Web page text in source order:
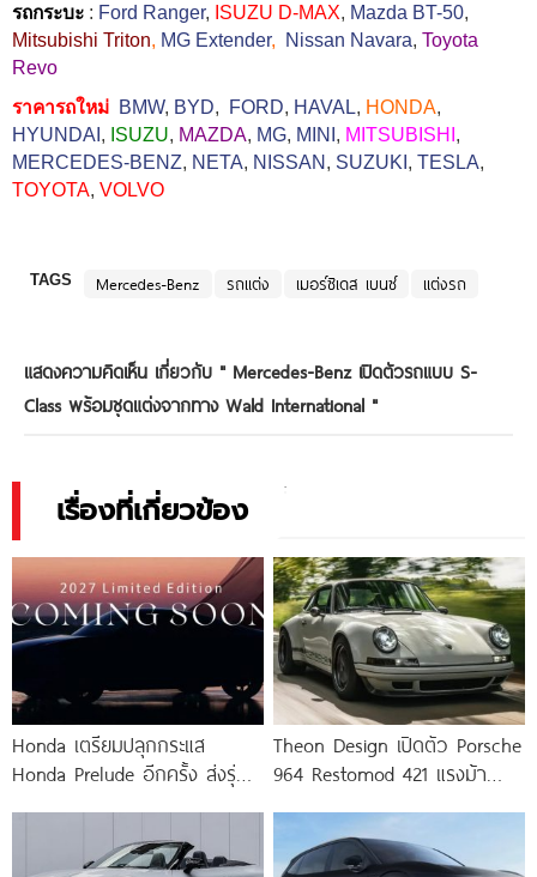
รถกระบะ : Ford Ranger, ISUZU D-MAX, Mazda BT-50,
Mitsubishi Triton, MG Extender, Nissan Navara, Toyota
Revo
ราคารถใหม่ BMW, BYD, FORD, HAVAL, HONDA,
HYUNDAI , ISUZU, MAZDA, MG, MINI , MITSUBISHI ,
MERCEDES-BENZ, NETA, NISSAN , SUZUKI , TESLA,
TOYOTA, VOLVO
TAGS Mercedes-Benz รถแต่ง เมอร์ซิเดส เบนซ์ แต่งรถ
แสดงความคิดเห็น เกี่ยวกับ " Mercedes-Benz เปิดตัวรถแบบ S-
Class พร้อมชุดแต่งจากทาง Wald International "
เรื่องที่เกี่ยวข้อง
Honda เตรียมปลุกกระแส
Honda Prelude อีกครั้ง ส่งรุ่น
Theon Design เปิดตัว Porsche
964 Restomod 421 แรงม้า